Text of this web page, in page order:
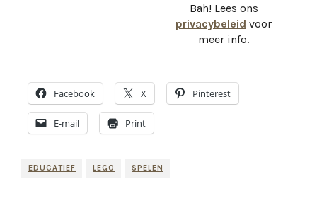
Bah! Lees ons
privacybeleid voor
meer info.
Facebook X Pinterest
E-mail Print
EDUCATIEF LEGO SPELEN